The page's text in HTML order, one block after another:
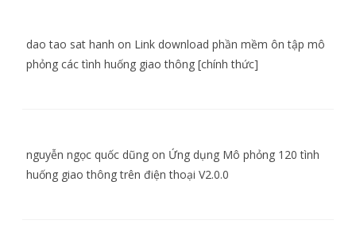
dao tao sat hanh on Link download phần mềm ôn tập mô
phỏng các tình huống giao thông [chính thức]
nguyễn ngọc quốc dũng on Ứng dụng Mô phỏng 120 tình
huống giao thông trên điện thoại V2.0.0